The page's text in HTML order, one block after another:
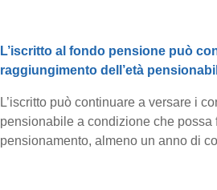
L’iscritto al fondo pensione può
raggiungimento dell’età
L’iscritto può continuare a versare i
pensionabile a condizione che possa
pensionamento, almeno un anno di